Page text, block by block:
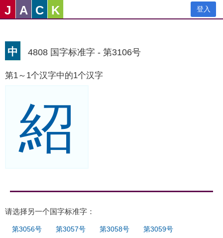
J A C K 登入
中 4808 国字标准字 - 第3106号
第1～1个汉字中的1个汉字
紹
请选择另一个国字标准字：
第3056号 第3057号 第3058号 第3059号